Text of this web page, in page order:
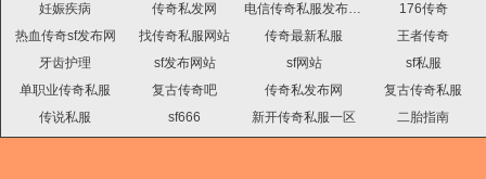
妊娠疾病
传奇私发网 电信传奇私服发布网站
176传奇
热血传奇sf发布网
找传奇私服网站 传奇最新私服
王者传奇
牙齿护理
sf发布网站 sf网站
sf私服
单职业传奇私服
复古传奇吧 传奇私发布网
复古传奇私服
传说私服
sf666 新开传奇私服一区 二胎指南